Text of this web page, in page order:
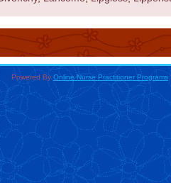
Powered By Online Nurse Practitioner Programs